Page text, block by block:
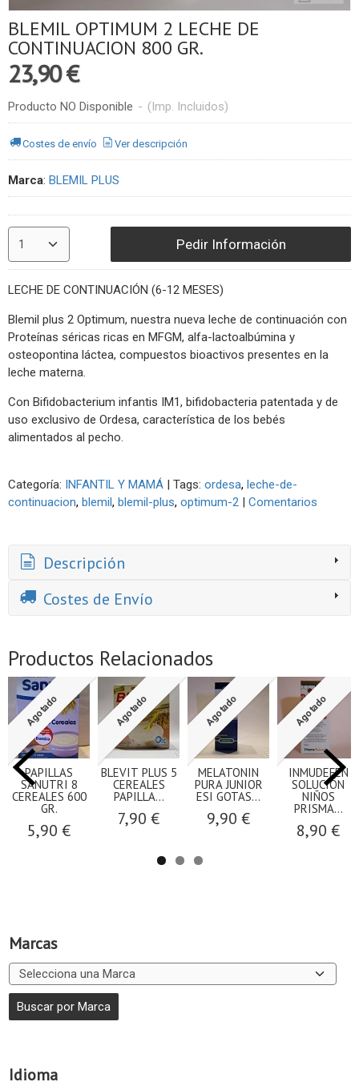
Marcas
Idioma
BLEMIL OPTIMUM 2 LECHE DE
CONTINUACION 800 GR.
23,90 €
Producto NO Disponible - (Imp. Incluidos)
Costes de envío Ver descripción
Marca: BLEMIL PLUS
Pedir Información
LECHE DE CONTINUACIÓN (6-12 MESES)
Blemil plus 2 Optimum, nuestra nueva leche de continuación con
Proteínas séricas ricas en MFGM, alfa-lactoalbúmina y
osteopontina láctea, compuestos bioactivos presentes en la
leche materna.
Con Bifidobacterium infantis IM1, bifidobacteria patentada y de
uso exclusivo de Ordesa, característica de los bebés
alimentados al pecho.
Categoría: INFANTIL Y MAMÁ | Tags: ordesa leche-de-
continuacion blemil blemil-plus optimum-2 | Comentarios
Descripción
Costes de Envío
Productos Relacionados
Agotado
PAPILLAS
SANUTRI 8
CEREALES 600
GR.
5,90 €
Agotado
BLEVIT PLUS 5
CEREALES
PAPILLA...
7,90 €
Agotado
MELATONIN
PURA JUNIOR
ESI GOTAS...
9,90 €
Agotado
INMUDEFEN
SOLUCIÓN
NIÑOS
PRISMA...
8,90 €